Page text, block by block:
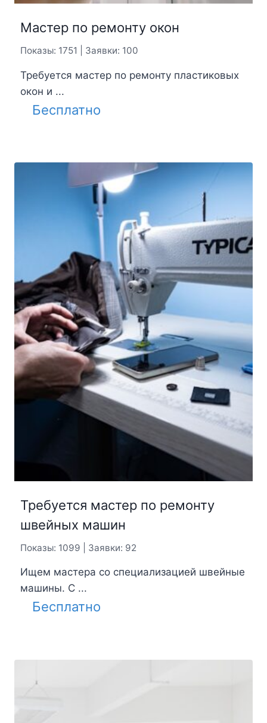
Мастер по ремонту окон
Показы: 1751 | Заявки: 100
Требуется мастер по ремонту пластиковых
окон и ...
Бесплатно
Требуется мастер по ремонту
швейных машин
Показы: 1099 | Заявки: 92
Ищем мастера со специализацией швейные
машины. С ...
Бесплатно